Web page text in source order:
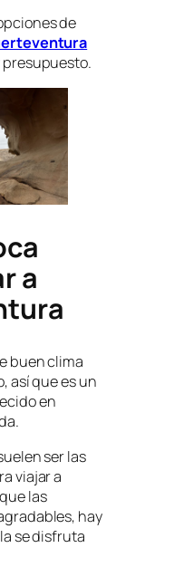
de
a
buen clima
así que es un
en
ser las
viajar a
las
hay
se disfruta